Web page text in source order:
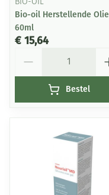
BIO-OIL
Bio-oil Herstellende Olie
60ml
€ 15,64
Bestel